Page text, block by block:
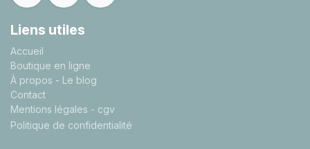
Liens utiles
Accueil
Boutique en ligne
À propos - Le blog
Contact
Mentions légales - cgv
Politique de confidentialité